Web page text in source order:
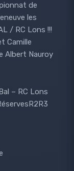
de
les
/ RC Lons !!!
Camille
Albert Nauroy
– RC Lons